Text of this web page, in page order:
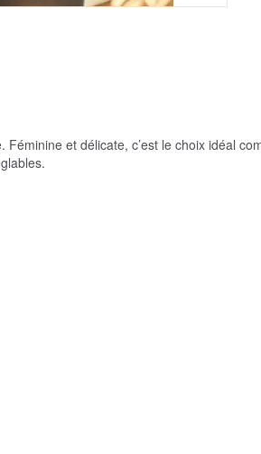
et délicate, c’est le choix idéal